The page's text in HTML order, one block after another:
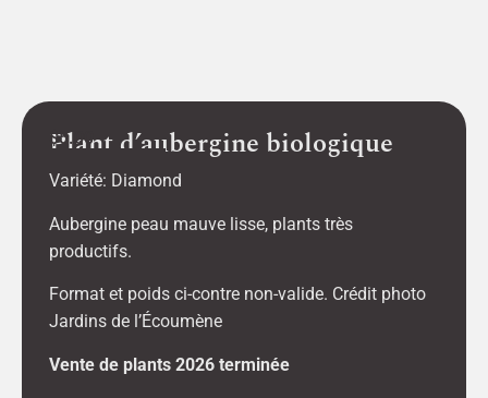
Plant d’aubergine biologique
$5.00
Variété: Diamond
Aubergine peau mauve lisse, plants très
productifs.
Format et poids ci-contre non-valide. Crédit photo
Jardins de l’Écoumène
Vente de plants 2026 terminée